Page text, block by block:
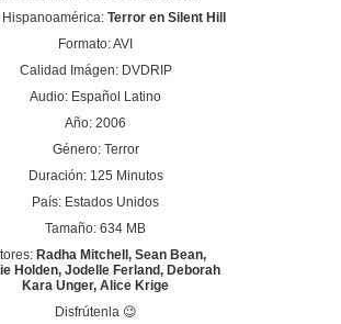
Terror en Silent Hill
Formato: AVI
Calidad Imágen: DVDRIP
Audio: Español Latino
Año: 2006
Género: Terror
Duración: 125 Minutos
País: Estados Unidos
Tamaño: 634 MB
Radha Mitchell, Sean Bean,
Holden, Jodelle Ferland, Deborah
Kara Unger, Alice Krige
Disfrútenla 😉